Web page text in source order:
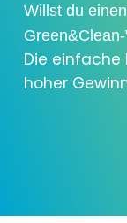
Willst du einen
Die einfache
hoher